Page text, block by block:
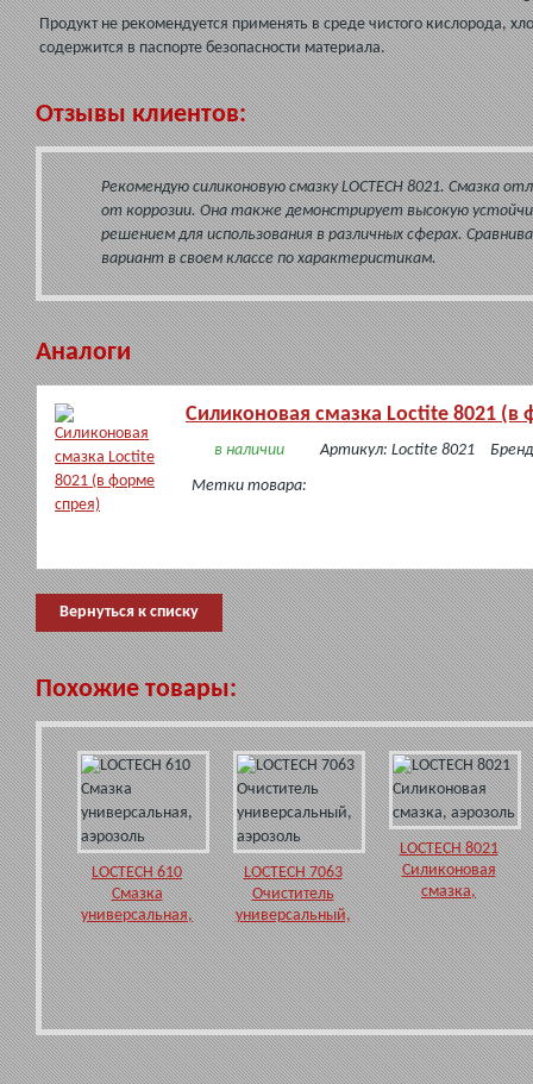
Продукт не рекомендуется применять в среде чистого кислорода,
содержится в паспорте безопасности материала.
Отзывы клиентов:
Рекомендую силиконовую смазку LOCTECH 8021. Смазка
от коррозии. Она также демонстрирует высокую
решением для использования в различных сферах.
вариант в своем классе по характеристикам.
Аналоги
Силиконовая смазка Loctite 8021 (в
в наличии Артикул: Loctite 8021
Метки товара:
Вернуться к списку
Похожие товары:
LOCTECH 610
Смазка
универсальная,
аэрозоль
LOCTECH 7063
Очиститель
универсальный,
аэрозоль
LOCTECH 8021
Силиконовая
смазка,
аэрозоль